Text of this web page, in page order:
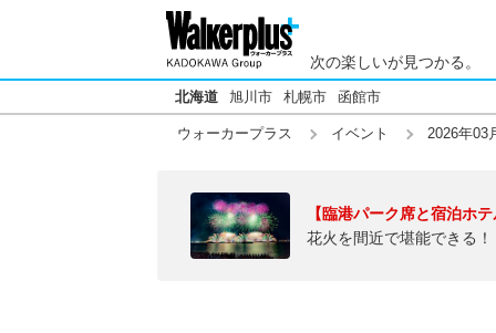
次の楽しいが見つかる。
北海道 旭川市 札幌市 函館市
ウォーカープラス イベント 2026年03
【臨港パーク席と宿泊ホ
花火を間近で堪能できる